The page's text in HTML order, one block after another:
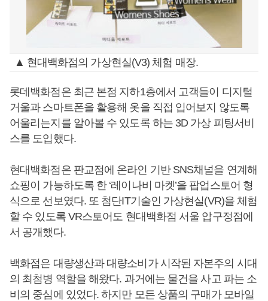
▲ 현대백화점의 가상현실(V3) 체험 매장.
롯데백화점은 최근 본점 지하1층에서 고객들이 디지털
거울과 스마트폰을 활용해 옷을 직접 입어보지 않도록
어울리는지를 알아볼 수 있도록 하는 3D 가상 피팅서비
스를 도입했다.
현대백화점은 판교점에 온라인 기반 SNS채널을 연계해
쇼핑이 가능하도록 한 ‘레이나비 마켓’을 팝업스토어 형
식으로 선보였다. 또 첨단IT기술인 가상현실(VR)을 체험
할 수 있도록 VR스토어도 현대백화점 서울 압구정점에
서 공개했다.
백화점은 대량생산과 대량소비가 시작된 자본주의 시대
의 최첨병 역할을 해왔다. 과거에는 물건을 사고 파는 소
비의 중심에 있었다. 하지만 모든 상품의 구매가 모바일